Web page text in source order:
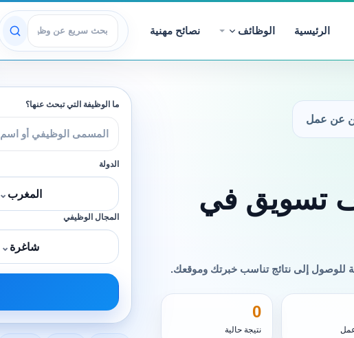
الرئيسية الوظائف نصائح مهنية
عرض الوظائف
عن عمل
تسويق في
للوصول إلى نتائج تناسب خبرتك وموقعك.
0
نتيجة حالية
ما الوظيفة التي تبحث عنها؟
الدولة
المغرب ⌄
المجال الوظيفي
شاغرة ⌄